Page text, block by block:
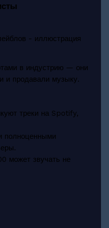
в индустрию — они
и продавали музыку.
треки на Spotify,
полноценными
может звучать не